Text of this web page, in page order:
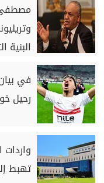
البنية
في
رحيل
تهبط